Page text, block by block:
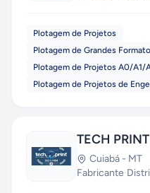
Plotagem de Projetos
Plotagem de Grandes
Plotagem de Projetos A0/A1/
Plotagem de Projetos de
TECH
Cuiabá - MT
Fabricante·